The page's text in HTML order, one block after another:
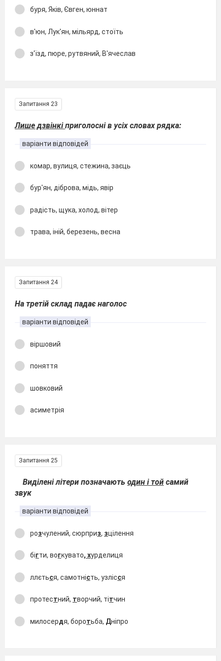
буря, Яків, Євген, юннат
в'юн, Лук'ян, мільярд, стоїть
з'їзд, пюре, рутвяний, В'ячеслав
Запитання 23
Лише дзвінкіприголосні в усіх словах рядка:
варіанти відповідей
комар, вулиця, стежина, заєць
бур'ян, діброва, мідь, явір
радість, щука, холод, вітер
трава, іній, березень, весна
Запитання 24
На третій склад падає наголос
варіанти відповідей
віршовий
поняття
шовковий
асиметрія
Запитання 25
Виділені літери позначають один і той самий
звук
варіанти відповідей
розчулений, сюрприз, зцілення
бігти, вогкувато, хурделиця
ллється, самотність, узлісся
протестний, творчий, тітчин
милосердя, боротьба, Дніпро